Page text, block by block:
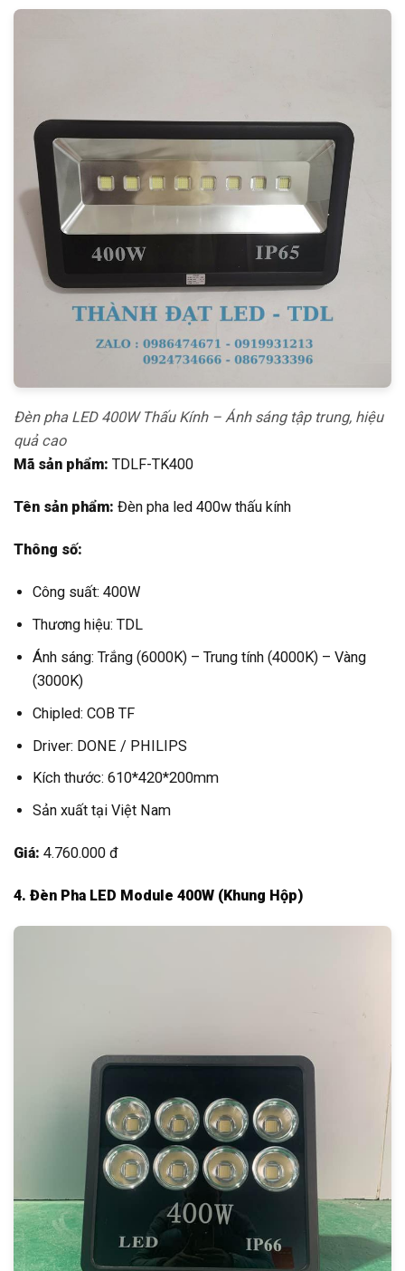
Đèn pha LED 400W Thấu Kính – Ánh sáng tập trung, hiệu
quả cao
Mã sản phẩm: TDLF-TK400
Tên sản phẩm: Đèn pha led 400w thấu kính
Thông số:
Công suất: 400W
Thương hiệu: TDL
Ánh sáng: Trắng (6000K) – Trung tính (4000K) – Vàng
(3000K)
Chipled: COB TF
Driver: DONE / PHILIPS
Kích thước: 610*420*200mm
Sản xuất tại Việt Nam
Giá: 4.760.000 đ
4. Đèn Pha LED Module 400W (Khung Hộp)